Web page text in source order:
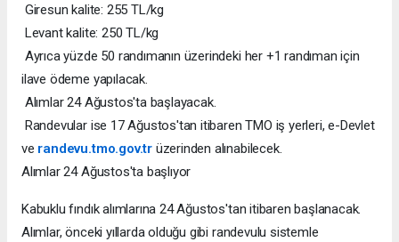
Giresun kalite: 255 TL/kg
Levant kalite: 250 TL/kg
Ayrıca yüzde 50 randımanın üzerindeki her +1 randıman için
ilave ödeme yapılacak.
Alımlar 24 Ağustos'ta başlayacak.
Randevular ise 17 Ağustos'tan itibaren TMO iş yerleri, e-Devlet
ve randevu.tmo.gov.trüzerinden alınabilecek.
Alımlar 24 Ağustos'ta başlıyor
Kabuklu fındık alımlarına 24 Ağustos'tan itibaren başlanacak.
Alımlar, önceki yıllarda olduğu gibi randevulu sistemle